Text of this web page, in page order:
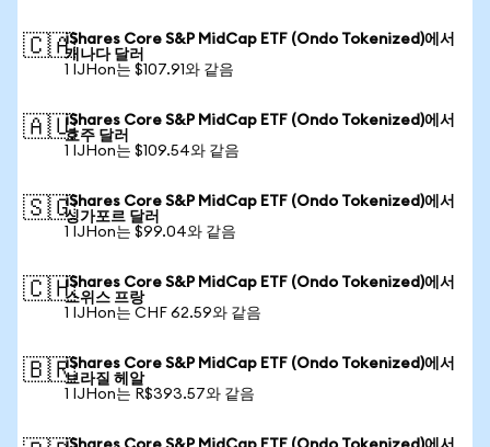
🇨🇦iShares Core S&P MidCap ETF (Ondo Tokenized)에서
캐나다 달러
1 IJHon는 $107.91와 같음
🇦🇺iShares Core S&P MidCap ETF (Ondo Tokenized)에서
호주 달러
1 IJHon는 $109.54와 같음
🇸🇬iShares Core S&P MidCap ETF (Ondo Tokenized)에서
싱가포르 달러
1 IJHon는 $99.04와 같음
🇨🇭iShares Core S&P MidCap ETF (Ondo Tokenized)에서
스위스 프랑
1 IJHon는 CHF 62.59와 같음
🇧🇷iShares Core S&P MidCap ETF (Ondo Tokenized)에서
브라질 헤알
1 IJHon는 R$393.57와 같음